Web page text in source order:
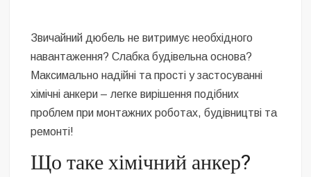
Звичайний дюбель не витримує необхідного
навантаження? Слабка будівельна основа?
Максимально надійні та прості у застосуванні
хімічні анкери – легке вирішення подібних
проблем при монтажних роботах, будівництві та
ремонті!
Що таке хімічний анкер?